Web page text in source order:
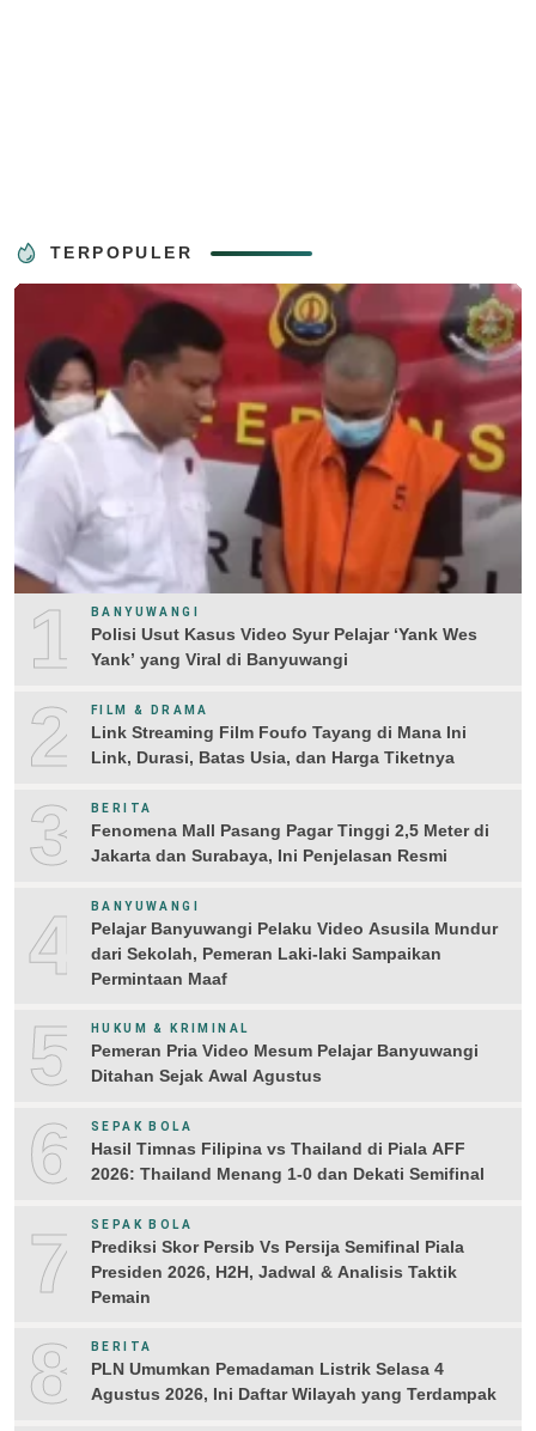
TERPOPULER
1 BANYUWANGI
Polisi Usut Kasus Video Syur Pelajar ‘Yank Wes
Yank’ yang Viral di Banyuwangi
2 FILM & DRAMA
Link Streaming Film Foufo Tayang di Mana Ini
Link, Durasi, Batas Usia, dan Harga Tiketnya
3 BERITA
Fenomena Mall Pasang Pagar Tinggi 2,5 Meter di
Jakarta dan Surabaya, Ini Penjelasan Resmi
4 BANYUWANGI
Pelajar Banyuwangi Pelaku Video Asusila Mundur
dari Sekolah, Pemeran Laki-laki Sampaikan
Permintaan Maaf
5 HUKUM & KRIMINAL
Pemeran Pria Video Mesum Pelajar Banyuwangi
Ditahan Sejak Awal Agustus
6 SEPAK BOLA
Hasil Timnas Filipina vs Thailand di Piala AFF
2026: Thailand Menang 1-0 dan Dekati Semifinal
7 SEPAK BOLA
Prediksi Skor Persib Vs Persija Semifinal Piala
Presiden 2026, H2H, Jadwal & Analisis Taktik
Pemain
8 BERITA
PLN Umumkan Pemadaman Listrik Selasa 4
Agustus 2026, Ini Daftar Wilayah yang Terdampak